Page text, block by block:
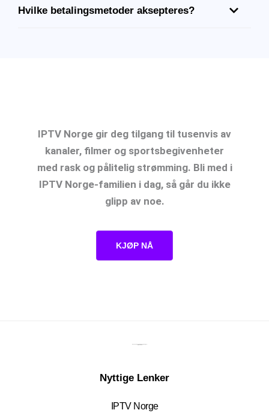
Hvilke betalingsmetoder aksepteres?
IPTV Norge gir deg tilgang til tusenvis av
kanaler, filmer og sportsbegivenheter
med rask og pålitelig strømming. Bli med i
IPTV Norge-familien i dag, så går du ikke
glipp av noe.
KJØP NÅ
Nyttige Lenker
IPTV Norge